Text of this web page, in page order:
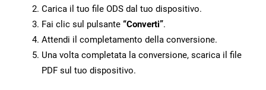
Carica il tuo file ODS dal tuo dispositivo.
Fai clic sul pulsante “Converti”.
Attendi il completamento della conversione.
Una volta completata la conversione, scarica il file
PDF sul tuo dispositivo.